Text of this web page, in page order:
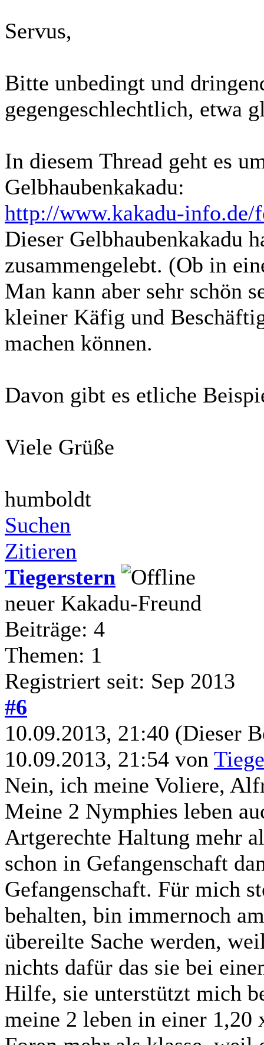
Servus,
Bitte unbedingt und
gegengeschlechtlich, etwa
In diesem Thread geht es
Gelbhaubenkakadu:
http://www.kakadu-info.de/
Dieser Gelbhaubenkakadu
zusammengelebt. (Ob in
Man kann aber sehr schön
kleiner Käfig und
machen können.
Davon gibt es etliche
Viele Grüße
humboldt
Suchen
Zitieren
Tiegerstern
neuer Kakadu-Freund
Beiträge: 4
Themen: 1
Registriert seit: Sep 2013
#6
10.09.2013, 21:40 (Dieser
10.09.2013, 21:54 von
Nein, ich meine Voliere,
Meine 2 Nymphies leben
Artgerechte Haltung mehr
schon in Gefangenschaft
Gefangenschaft. Für mich
behalten, bin immernoch
übereilte Sache werden,
nichts dafür das sie bei
Hilfe, sie unterstützt mich
meine 2 leben in einer